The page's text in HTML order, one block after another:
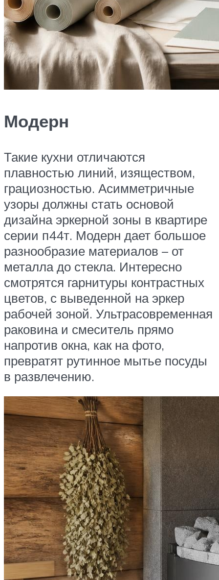
Модерн
Такие кухни отличаются
плавностью линий, изяществом,
грациозностью. Асимметричные
узоры должны стать основой
дизайна эркерной зоны в квартире
серии п44т. Модерн дает большое
разнообразие материалов – от
металла до стекла. Интересно
смотрятся гарнитуры контрастных
цветов, с выведенной на эркер
рабочей зоной. Ультрасовременная
раковина и смеситель прямо
напротив окна, как на фото,
превратят рутинное мытье посуды
в развлечению.